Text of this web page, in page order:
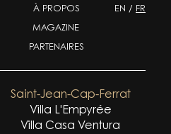
À PROPOS
MAGAZINE
PARTENAIRES
EN / FR
Saint-Jean-Cap-Ferrat
Villa L'Empyrée
Villa Casa Ventura